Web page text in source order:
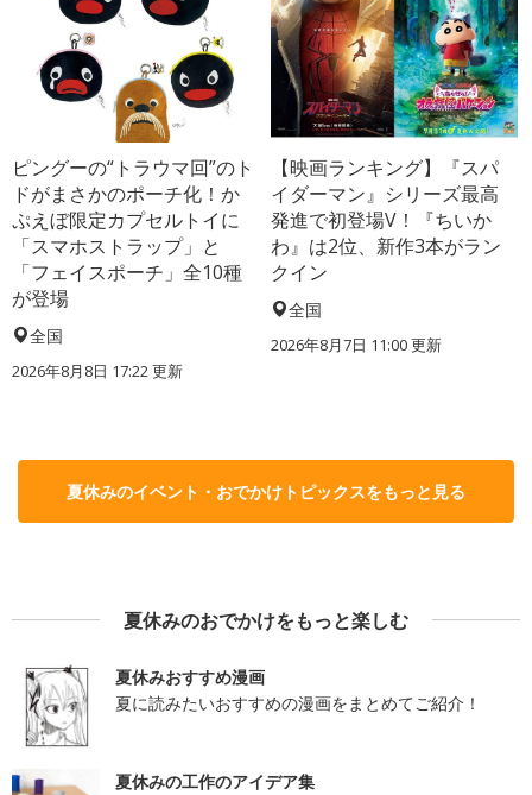
ピングーの“トラウマ回”のト
ドがまさかのポーチ化！か
ぷえぼ限定カプセルトイに
「スマホストラップ」と
「フェイスポーチ」全10種
が登場
全国
2026年8月8日 17:22更新
【映画ランキング】『スパ
イダーマン』シリーズ最高
発進で初登場V！『ちいか
わ』は2位、新作3本がラン
クイン
全国
2026年8月7日 11:00更新
夏休みのイベント・おでかけトピックスをもっと見る
夏休みのおでかけをもっと楽しむ
夏休みおすすめ漫画
夏に読みたいおすすめの漫画をまとめてご紹介！
夏休みの工作のアイデア集